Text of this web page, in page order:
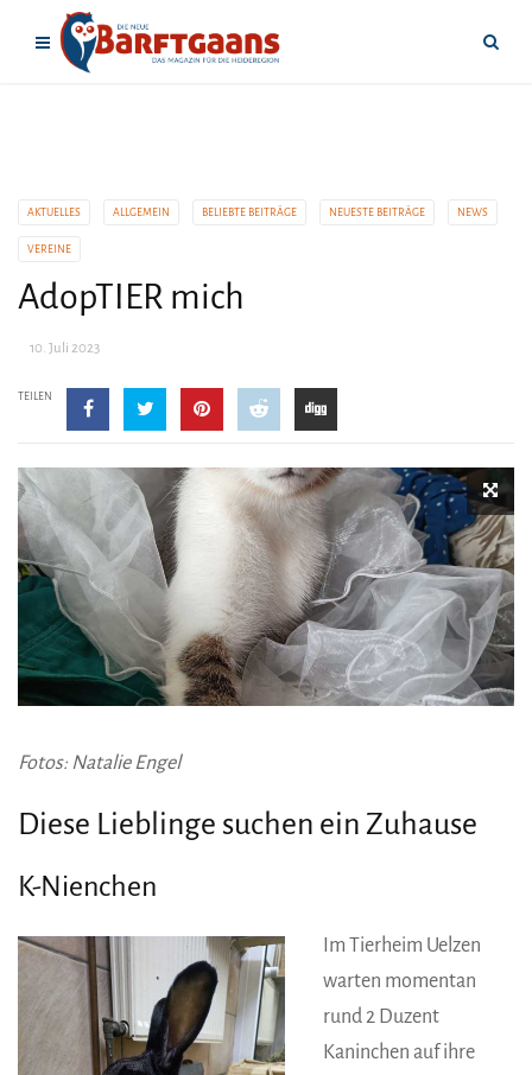
AKTUELLES ALLGEMEIN BELIEBTE BEITRÄGE NEUESTE BEITRÄGE NEWS
VEREINE
AdopTIER mich
10. Juli 2023
TEILEN
Fotos: Natalie Engel
Diese Lieblinge suchen ein Zuhause
K-Nienchen
Im Tierheim Uelzen
warten momentan
rund 2 Duzent
Kaninchen auf ihre